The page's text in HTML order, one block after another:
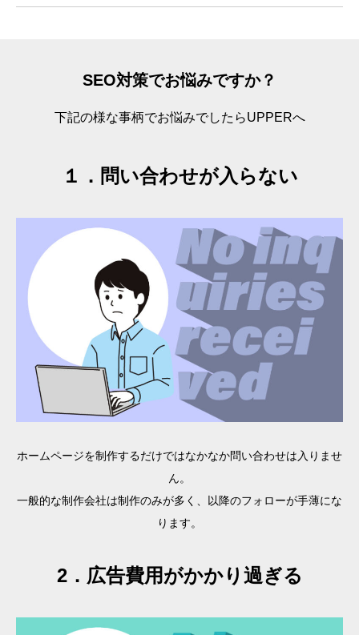
SEO対策でお悩みですか？
下記の様な事柄でお悩みでしたらUPPERへ
１．問い合わせが入らない
ホームページを制作するだけではなかなか問い合わせは入りませ
ん。
一般的な制作会社は制作のみが多く、以降のフォローが手薄にな
ります。
2．広告費用がかかり過ぎる